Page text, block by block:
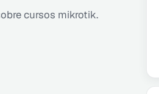
cursos mikrotik.